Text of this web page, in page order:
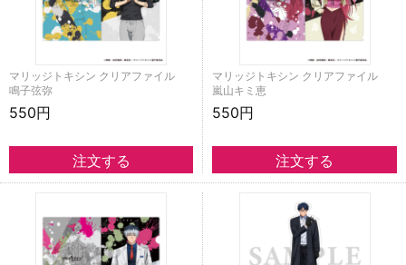
マリッジトキシン クリアファイル
鳴子弦弥
550円
マリッジトキシン クリアファイル
嵐山キミ恵
550円